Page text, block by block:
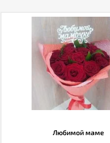
Любимой маме